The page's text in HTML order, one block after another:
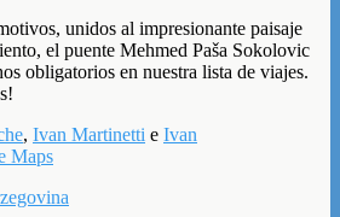
unidos al impresionante paisaje
el puente Mehmed Paša Sokolovic
obligatorios en nuestra lista de viajes.
, Ivan Martinetti e Ivan
Maps